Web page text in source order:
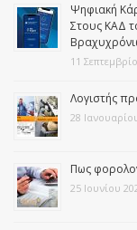
Ψηφιακή
Στους ΚΑΔ
11
Λογιστής
28
Πως
25 Ιουνίου